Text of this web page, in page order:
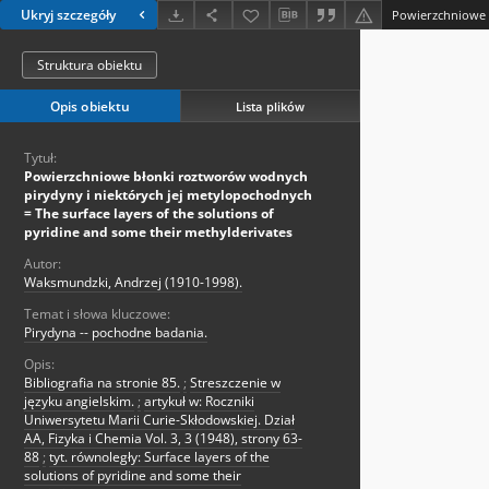
Ukryj szczegóły
Struktura obiektu
Opis obiektu Lista plików
Tytuł:
Powierzchniowe błonki roztworów wodnych
pirydyny i niektórych jej metylopochodnych
= The surface layers of the solutions of
pyridine and some their methylderivates
Autor:
Waksmundzki, Andrzej (1910-1998).
Temat i słowa kluczowe:
Pirydyna -- pochodne badania.
Opis:
Bibliografia na stronie 85. ; Streszczenie w
języku angielskim. ; artykuł w: Roczniki
Uniwersytetu Marii Curie-Skłodowskiej. Dział
AA, Fizyka i Chemia Vol. 3, 3 (1948), strony 63-
88 ; tyt. równoległy: Surface layers of the
solutions of pyridine and some their